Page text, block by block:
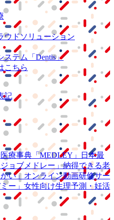
ウドソリューション
ステム
「Dentis」
こちら
記
療事典 「MEDLEY」
日本最
ジョブメドレー」納得できる老
い」 オンライン動画研修サー
ー」 女性向け生理予測・妊活